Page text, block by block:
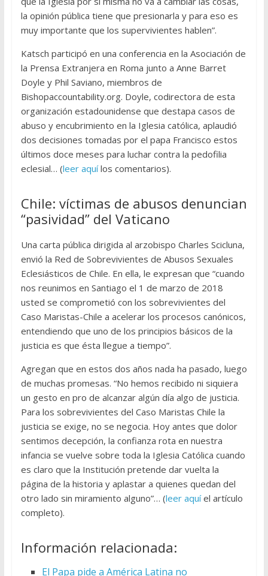
la opinión pública tiene que presionarla y para eso es
muy importante que los supervivientes hablen”.
Katsch participó en una conferencia en la Asociación de
la Prensa Extranjera en Roma junto a Anne Barret
Doyle y Phil Saviano, miembros de
Bishopaccountability.org. Doyle, codirectora de esta
organización estadounidense que destapa casos de
abuso y encubrimiento en la Iglesia católica, aplaudió
dos decisiones tomadas por el papa Francisco estos
últimos doce meses para luchar contra la pedofilia
eclesial… (leer aquílos comentarios).
Chile: víctimas de abusos denuncian
“pasividad” del Vaticano
Una carta pública dirigida al arzobispo Charles Scicluna,
envió la Red de Sobrevivientes de Abusos Sexuales
Eclesiásticos de Chile. En ella, le expresan que “cuando
nos reunimos en Santiago el 1 de marzo de 2018
usted se comprometió con los sobrevivientes del
Caso Maristas-Chile a acelerar los procesos canónicos,
entendiendo que uno de los principios básicos de la
justicia es que ésta llegue a tiempo”.
Agregan que en estos dos años nada ha pasado, luego
de muchas promesas. “No hemos recibido ni siquiera
un gesto en pro de alcanzar algún día algo de justicia.
Para los sobrevivientes del Caso Maristas Chile la
justicia se exige, no se negocia. Hoy antes que dolor
sentimos decepción, la confianza rota en nuestra
infancia se vuelve sobre toda la Iglesia Católica cuando
es claro que la Institución pretende dar vuelta la
página de la historia y aplastar a quienes quedan del
otro lado sin miramiento alguno”… (leer aquíel artículo
completo).
Información relacionada:
El Papa pide a América Latina no